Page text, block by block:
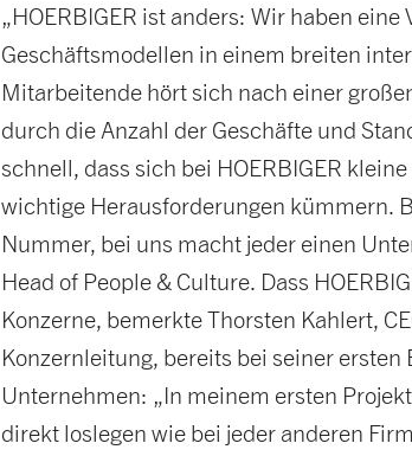
„HOERBIGER ist anders: Wir haben
Geschäftsmodellen in einem breiten
Mitarbeitende hört sich nach einer
durch die Anzahl der Geschäfte und
schnell, dass sich bei HOERBIGER
wichtige Herausforderungen kümmern.
Nummer, bei uns macht jeder einen
Head of People & Culture. Dass
Konzerne, bemerkte Thorsten Kahlert,
Konzernleitung, bereits bei seiner ersten
Unternehmen: „In meinem ersten
direkt loslegen wie bei jeder anderen